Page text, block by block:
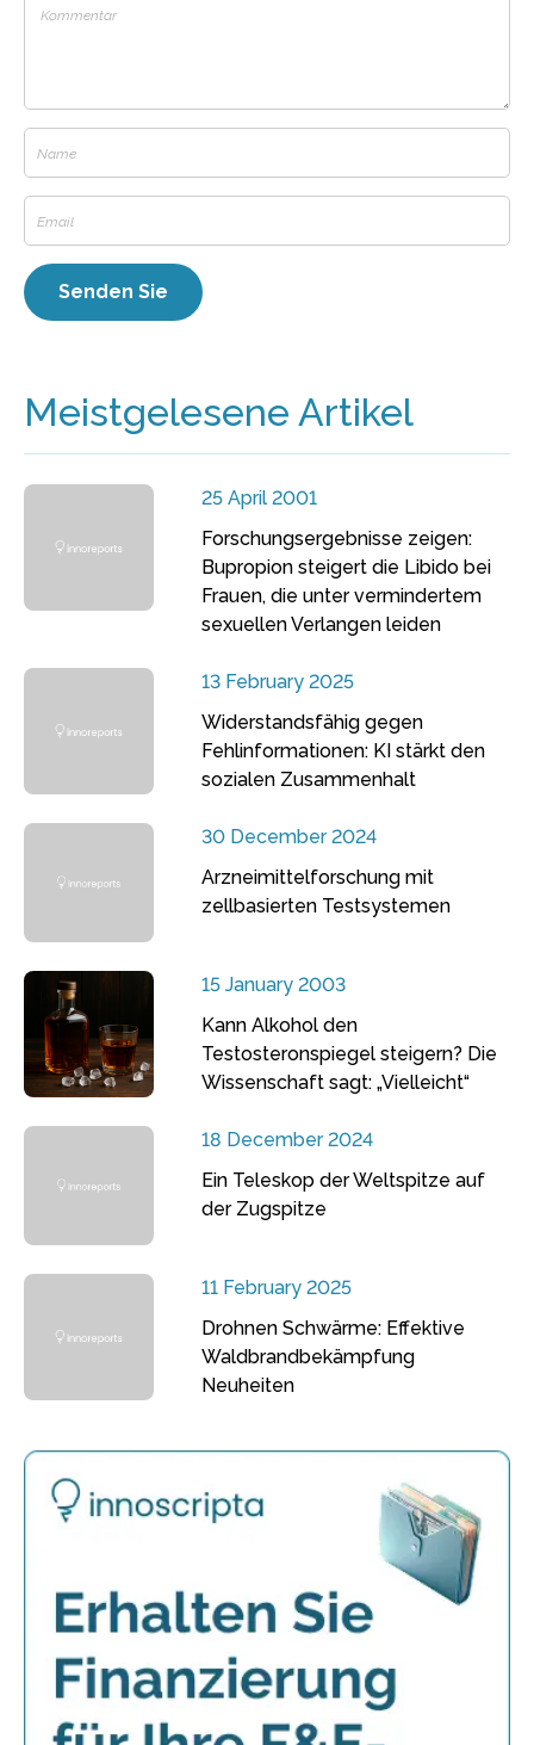
Meistgelesene Artikel
25 April 2001
Forschungsergebnisse zeigen:
Bupropion steigert die Libido bei
Frauen, die unter vermindertem
sexuellen Verlangen leiden
13 February 2025
Widerstandsfähig gegen
Fehlinformationen: KI stärkt den
sozialen Zusammenhalt
30 December 2024
Arzneimittelforschung mit
zellbasierten Testsystemen
15 January 2003
Kann Alkohol den
Testosteronspiegel steigern? Die
Wissenschaft sagt: „Vielleicht“
18 December 2024
Ein Teleskop der Weltspitze auf
der Zugspitze
11 February 2025
Drohnen Schwärme: Effektive
Waldbrandbekämpfung
Neuheiten